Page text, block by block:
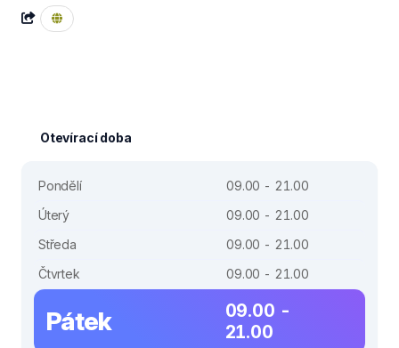
Otevírací doba
Pondělí
09.00 - 21.00
Úterý
09.00 - 21.00
Středa
09.00 - 21.00
Čtvrtek
09.00 - 21.00
Pátek
09.00 -
21.00